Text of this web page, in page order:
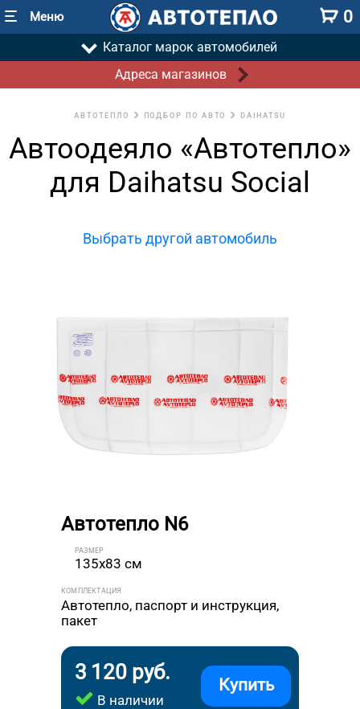
Меню 0
Каталог марок автомобилей
Адреса магазинов
АВТОТЕПЛО ПОДБОР ПО АВТО DAIHATSU
Автоодеяло «Автотепло»
для Daihatsu Social
Выбрать другой автомобиль
Автотепло N6
РАЗМЕР
135x83 см
КОМПЛЕКТАЦИЯ
Автотепло, паспорт и инструкция,
пакет
3 120 руб.
В наличии
Купить